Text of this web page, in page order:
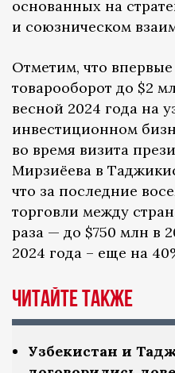
основанных на
и союзническом
Отметим, что
товарооборот до $2
весной 2024 года на
инвестиционном
во время визита
Мирзиёева в
что за последние
торговли между
раза — до $750 млн в
2024 года – еще на
Читайте также
Узбекистан и